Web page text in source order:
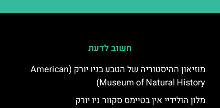
חשוב לדעת
מוזיאון ההיסטוריה של הטבע בניו יורק (American
Museum of Natural History)
מלון הולידיי אין בטיימס סקוור ניו יורק